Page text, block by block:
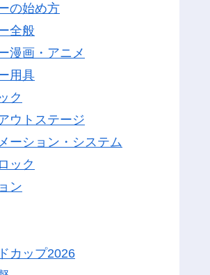
の始め方
全般
漫画・アニメ
用具
ク
ウトステージ
ーション・システム
ック
ン
カップ2026